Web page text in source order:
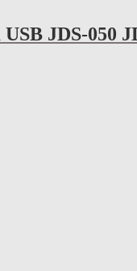
JDS-050